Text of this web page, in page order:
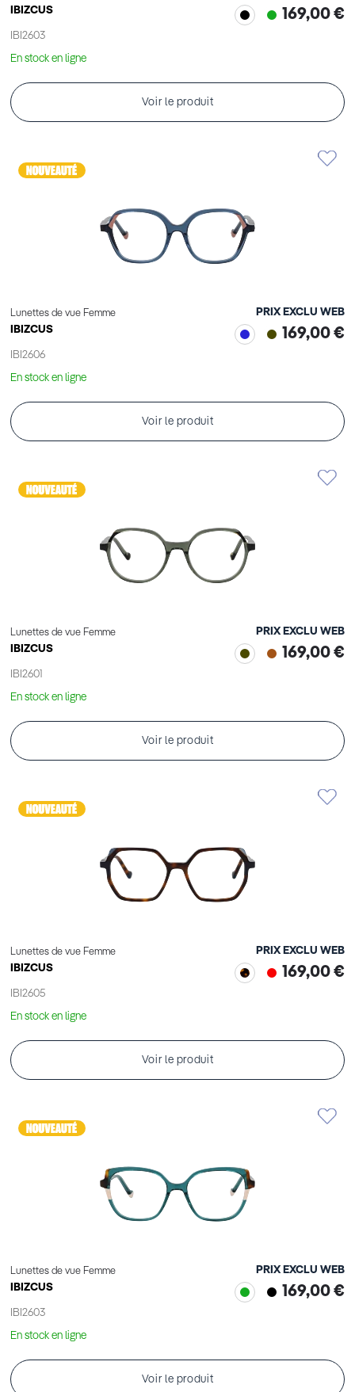
IBIZCUS
IBI2603
169,00 €
En stock en ligne
Voir le produit
Lunettes de vue Femme
IBIZCUS
IBI2606
PRIX EXCLU WEB
169,00 €
En stock en ligne
Voir le produit
Lunettes de vue Femme
IBIZCUS
IBI2601
PRIX EXCLU WEB
169,00 €
En stock en ligne
Voir le produit
Lunettes de vue Femme
IBIZCUS
IBI2605
PRIX EXCLU WEB
169,00 €
En stock en ligne
Voir le produit
Lunettes de vue Femme
IBIZCUS
IBI2603
PRIX EXCLU WEB
169,00 €
En stock en ligne
Voir le produit